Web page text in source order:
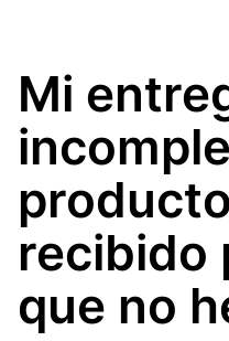
Mi
recibido
que no